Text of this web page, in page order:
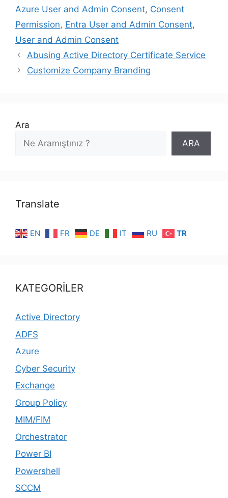
Azure User and Admin Consent, Consent
Permission, Entra User and Admin Consent,
User and Admin Consent
Abusing Active Directory Certificate Service
Customize Company Branding
Ara
ARA
Translate
EN FR DE IT RU TR
KATEGORİLER
Active Directory
ADFS
Azure
Cyber Security
Exchange
Group Policy
MIM/FIM
Orchestrator
Power BI
Powershell
SCCM